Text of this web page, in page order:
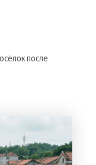
после